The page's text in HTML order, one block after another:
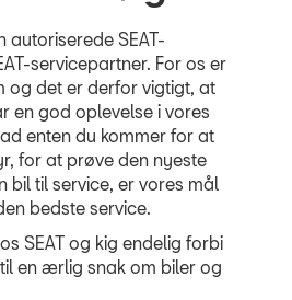
autoriserede SEAT-
servicepartner. For os er
og det er derfor vigtigt, at
en god oplevelse i vores
enten du kommer for at
for at prøve den nyeste
bil til service, er vores mål
bedste service.
SEAT og kig endelig forbi
en ærlig snak om biler og